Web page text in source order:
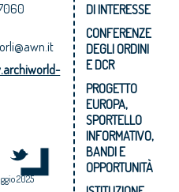
2025
DI INTERESSE
CONFERENZE
DEGLI ORDINI
E DCR
PROGETTO
EUROPA,
SPORTELLO
INFORMATIVO,
BANDI E
OPPORTUNITÀ